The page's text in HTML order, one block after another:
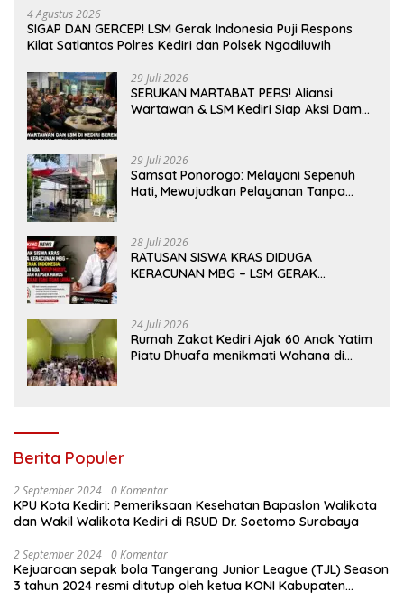
4 Agustus 2026
SIGAP DAN GERCEP! LSM Gerak Indonesia Puji Respons
Kilat Satlantas Polres Kediri dan Polsek Ngadiluwih
29 Juli 2026
SERUKAN MARTABAT PERS! Aliansi
Wartawan & LSM Kediri Siap Aksi Damai:
29 Juli 2026
Samsat Ponorogo: Melayani Sepenuh
Hati, Mewujudkan Pelayanan Tanpa
28 Juli 2026
RATUSAN SISWA KRAS DIDUGA
KERACUNAN MBG – LSM GERAK
YANG TIDAK LAYAK
24 Juli 2026
Rumah Zakat Kediri Ajak 60 Anak Yatim
Piatu Dhuafa menikmati Wahana di
Berita Populer
2 September 2024 0 Komentar
KPU Kota Kediri: Pemeriksaan Kesehatan Bapaslon Walikota
dan Wakil Walikota Kediri di RSUD Dr. Soetomo Surabaya
2 September 2024 0 Komentar
Kejuaraan sepak bola Tangerang Junior League (TJL) Season
3 tahun 2024 resmi ditutup oleh ketua KONI Kabupaten